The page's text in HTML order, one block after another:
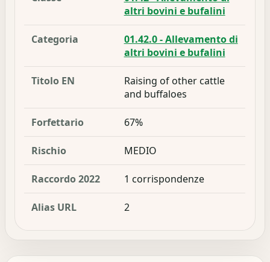
altri bovini e bufalini
Categoria
01.42.0 - Allevamento di
altri bovini e bufalini
Titolo EN
Raising of other cattle
and buffaloes
Forfettario 67%
Rischio MEDIO
Raccordo 2022 1 corrispondenze
Alias URL 2